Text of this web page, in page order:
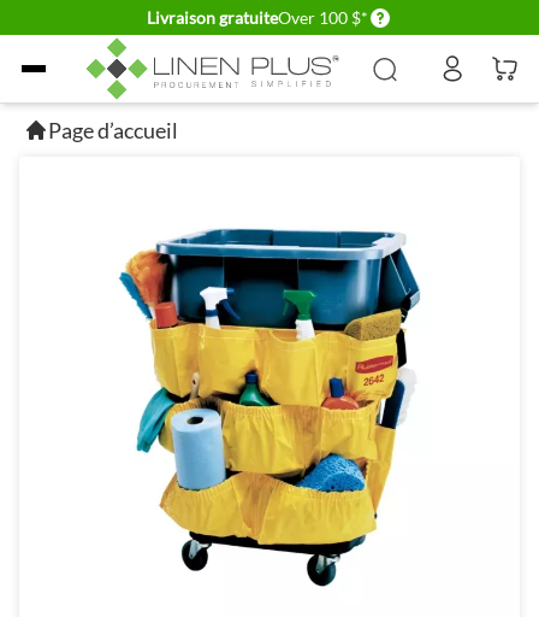
Livraison gratuiteOver 100 $* Delivery conditions
Allez au contenu
Page d’accueil